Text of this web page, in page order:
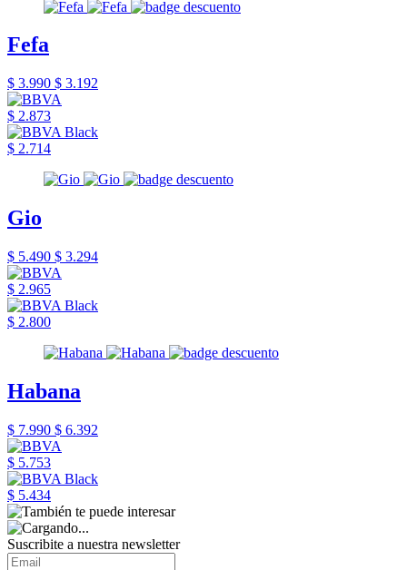
Fefa
$ 3.990 $ 3.192
$ 2.873
$ 2.714
Gio
$ 5.490 $ 3.294
$ 2.965
$ 2.800
Habana
$ 7.990 $ 6.392
$ 5.753
$ 5.434
Suscribite a nuestra newsletter